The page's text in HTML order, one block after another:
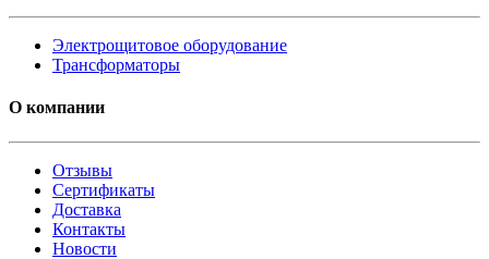
Электрощитовое оборудование
Трансформаторы
О компании
Отзывы
Сертификаты
Доставка
Контакты
Новости